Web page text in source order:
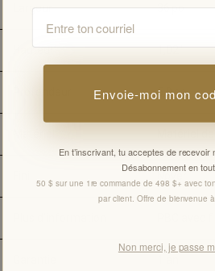
Largeur 36 po
Hauteur 1,02"
5,9 po
Envoie-moi mon
En t’inscrivant, tu acceptes de
Désabonnement en
50 $ sur une 1re commande de 498 $+ avec
par client. Offre de bienvenue
Non merci, je passe